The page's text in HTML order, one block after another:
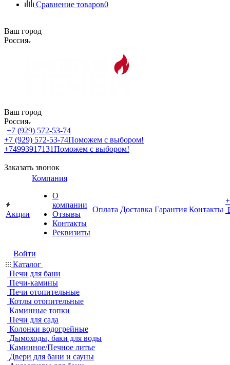
Сравнение товаров0
Ваш город
Россия
Ваш город
Россия
+7 (929) 572-53-74
+7 (929) 572-53-74Поможем с выбором!
+74993917131Поможем с выбором!
Заказать звонок
Акции
Компания
О
компании
Отзывы
Контакты
Реквизиты
Оплата Доставка Гарантия Контакты
+
Войти
Каталог
Печи для бани
Печи-камины
Печи отопительные
Котлы отопительные
Каминные топки
Печи для сада
Колонки водогрейные
Дымоходы, баки для воды
Каминное/Печное литье
Двери для бани и сауны